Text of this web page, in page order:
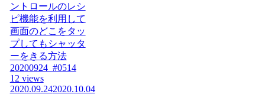
ントロールのレシ
ピ機能を利用して
画面のどこをタッ
プしてもシャッタ
ーをきる方法
20200924_#0514
12 views
2020.09.242020.10.04